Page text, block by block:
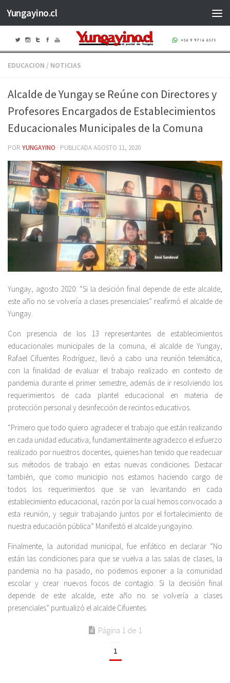
Saltar al contenido
Yungayino.cl
EDUCACION / NOTICIAS
Alcalde de Yungay se Reúne con Directores y
Profesores Encargados de Establecimientos
Educacionales Municipales de la Comuna
POR YUNGAYINO · PUBLICADAAGOSTO 11, 2020
Yungay, agosto 2020: “Si la desición final depende de este alcalde,
este año no se volvería a clases presenciales” reafirmó el alcalde de
Yungay.
Con presencia de los 13 representantes de establecimientos
educacionales municipales de la comuna, el alcalde de Yungay,
Rafael Cifuentes Rodríguez, llevó a cabo una reunión telemática,
con la finalidad de evaluar el trabajo realizado en contexto de
pandemia durante el primer semestre, además de ir resolviendo los
requerimientos de cada plantel educacional en materia de
protección personal y desinfección de recintos educativos.
“Primero que todo quiero agradecer el trabajo que están realizando
en cada unidad educativa, fundamentalmente agradezco el esfuerzo
realizado por nuestros docentes, quienes han tenido que readecuar
sus métodos de trabajo en estas nuevas condiciones. Destacar
también, que como municipio nos estamos haciendo cargo de
todos los requerimientos que se van levantando en cada
establecimiento educacional, razón por la cual hemos convocado a
esta reunión, y seguir trabajando juntos por el fortalecimiento de
nuestra educación pública” Manifestó el alcalde yungayino.
Finalmente, la autoridad municipal, fue enfático en declarar “No
están las condiciones para que se vuelva a las salas de clases, la
pandemia no ha pasado, no podemos exponer a la comunidad
escolar y crear nuevos focos de contagio. Si la decisión final
depende de este alcalde, este año no se volvería a clases
presenciales” puntualizó el alcalde Cifuentes.
Página 1 de 1
1